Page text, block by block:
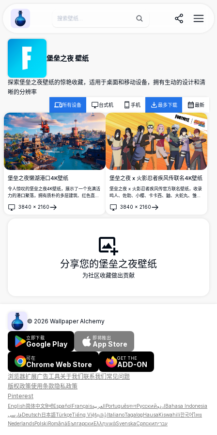
Wallpaper Alchemy
堡垒之夜 壁纸
探索堡垒之夜壁纸的惊艳收藏，适用于桌面和移动设备，拥有生动的设计和清
晰的分辨率
所有设备 台式机 手机 最多下载 最新
堡垒之夜懒湖港口4K壁纸
令人惊叹的堡垒之夜4K壁纸，展示了一个充满活
力的港口聚落，拥有质朴的多层建筑、红色直升
景，捕捉了堡垒之夜标志性的多彩艺术风格。
3840 × 2160
打开
堡垒之夜 x 火影忍者疾风传联名4K壁纸
堡垒之夜 x 火影忍者疾风传官方联名壁纸，收录
鸣人、佐助、小樱、卡卡西、鼬、大蛇丸、雏田
4K超高清画质。
3840 × 2160
打开
分享您的堡垒之夜壁纸
为社区收藏做出贡献
© 2026 Wallpaper Alchemy
立即下载
Google Play
即将推出
App Store
可在
Chrome Web Store
GET THE
ADD-ON
浏览器扩展广告工具关于我们 联系我们 常见问题
版权政策使用条款隐私政策
Pinterest
English简体中文हिन्दीEspañolFrançaisالعربيةPortuguêsবাংলাРусскийاردوBahasa Indonesia
فارسیDeutsch日本語TürkçeTiếng Việtதமிழ்ItalianoTagalogHausaKiswahili한국어ไทย
NederlandsPolskiRomânăБългарскиΕλληνικάSvenskaСрпскиעברית